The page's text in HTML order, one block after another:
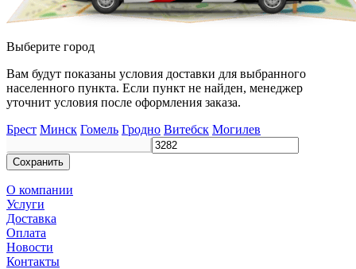
Выберите город
Вам будут показаны условия доставки для выбранного
населенного пункта. Если пункт не найден, менеджер
уточнит условия после оформления заказа.
Брест Минск Гомель Гродно Витебск Могилев
Сохранить
О компании
Услуги
Доставка
Оплата
Новости
Контакты